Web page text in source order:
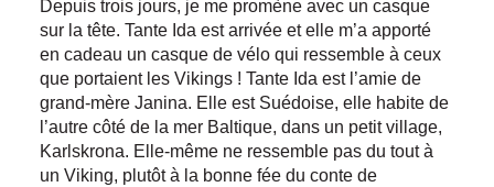
Depuis trois jours, je me promène avec un casque
sur la tête. Tante Ida est arrivée et elle m’a apporté
en cadeau un casque de vélo qui ressemble à ceux
que portaient les Vikings ! Tante Ida est l’amie de
grand-mère Janina. Elle est Suédoise, elle habite de
l’autre côté de la mer Baltique, dans un petit village,
Karlskrona. Elle-même ne ressemble pas du tout à
un Viking, plutôt à la bonne fée du conte de